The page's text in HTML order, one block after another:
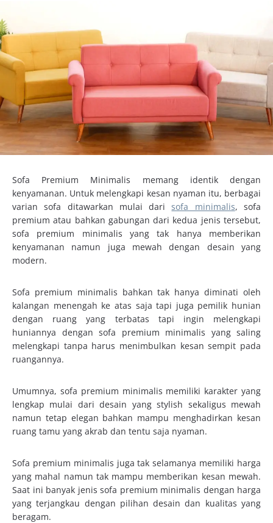
Sofa Premium Minimalis memang identik dengan
kenyamanan. Untuk melengkapi kesan nyaman itu, berbagai
varian sofa ditawarkan mulai darisofa minimalis, sofa
premium atau bahkan gabungan dari kedua jenis tersebut,
sofa premium minimalis yang tak hanya memberikan
kenyamanan namun juga mewah dengan desain yang
modern.
Sofa premium minimalis bahkan tak hanya diminati oleh
kalangan menengah ke atas saja tapi juga pemilik hunian
dengan ruang yang terbatas tapi ingin melengkapi
huniannya dengan sofa premium minimalis yang saling
melengkapi tanpa harus menimbulkan kesan sempit pada
ruangannya.
Umumnya, sofa premium minimalis memiliki karakter yang
lengkap mulai dari desain yang stylish sekaligus mewah
namun tetap elegan bahkan mampu menghadirkan kesan
ruang tamu yang akrab dan tentu saja nyaman.
Sofa premium minimalis juga tak selamanya memiliki harga
yang mahal namun tak mampu memberikan kesan mewah.
Saat ini banyak jenis sofa premium minimalis dengan harga
yang terjangkau dengan pilihan desain dan kualitas yang
beragam.